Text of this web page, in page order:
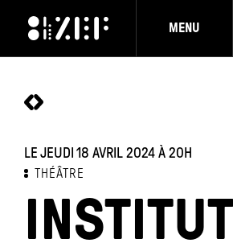
MENU
LE JEUDI 18 AVRIL 2024 À 20H
THÉÂTRE
INSTITUT